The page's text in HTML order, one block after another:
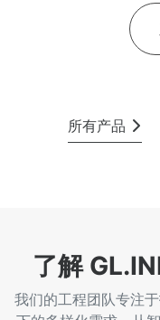
所有产品
了解
我们的工程团队专注